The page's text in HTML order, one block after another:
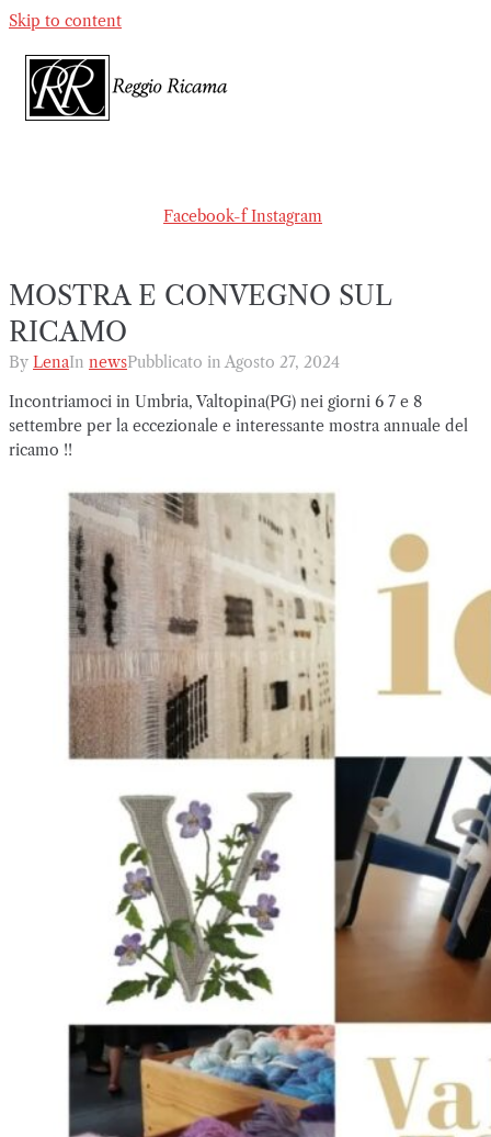
Skip to content
Facebook-f Instagram
MOSTRA E CONVEGNO SUL
RICAMO
By LenaIn newsPubblicato inAgosto 27, 2024
Incontriamoci in Umbria, Valtopina(PG) nei giorni 6 7 e 8
settembre per la eccezionale e interessante mostra annuale del
ricamo !!